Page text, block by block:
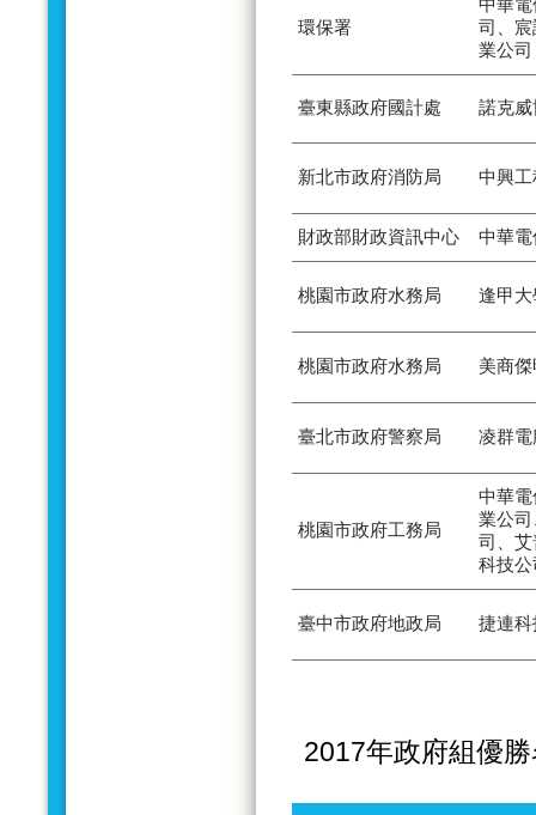
環保署
中華
司、
業公司
臺東縣政府國計處 諾克
新北市政府消防局 中興
財政部財政資訊中心 中華
桃園市政府水務局 逢甲大
桃園市政府水務局 美商
臺北市政府警察局 凌群
桃園市政府工務局
中華
業公
司、艾
科技
臺中市政府地政局 捷連
2017年政府組優